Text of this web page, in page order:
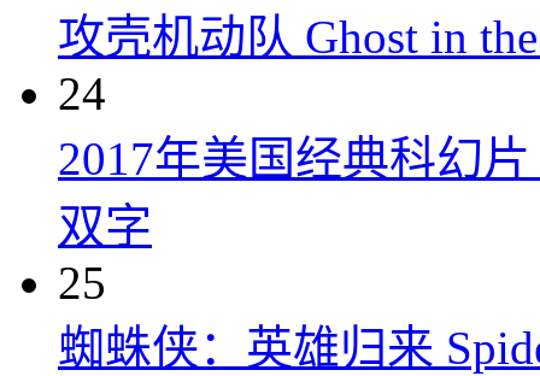
攻壳机动队 Ghost in
24
2017年美国经典科幻
双字
25
蜘蛛侠：英雄归来